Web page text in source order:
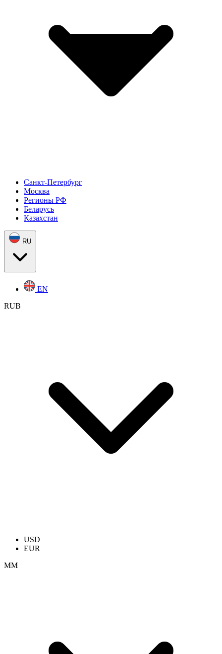
Санкт-Петербург
Москва
Регионы РФ
Беларусь
Казахстан
RU
EN
RUB
USD
EUR
ММ